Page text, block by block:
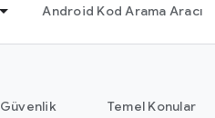
Android Kod Arama Aracı
Güvenlik Temel Konular